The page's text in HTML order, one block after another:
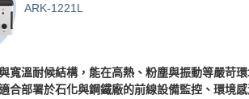
ARK-1221L
寬溫耐候結構，能在高熱、粉塵與振動等嚴苛
合部署於石化與鋼鐵廠的前線設備監控、環境